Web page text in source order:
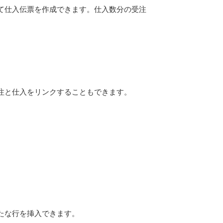
仕入伝票を作成できます。仕入数分の受注
仕入をリンクすることもできます。
行を挿入できます。